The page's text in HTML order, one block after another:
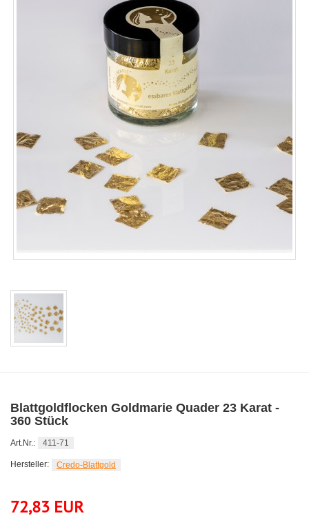
Blattgoldflocken Goldmarie Quader 23 Karat -
360 Stück
Art.Nr.: 411-71
Hersteller: Credo-Blattgold
72,83 EUR